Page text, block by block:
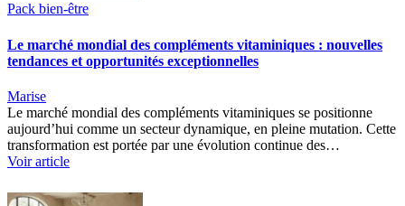
Pack bien-être
Le marché mondial des compléments vitaminiques : nouvelles
tendances et opportunités exceptionnelles
Marise
Le marché mondial des compléments vitaminiques se positionne
aujourd’hui comme un secteur dynamique, en pleine mutation. Cette
transformation est portée par une évolution continue des…
Voir article